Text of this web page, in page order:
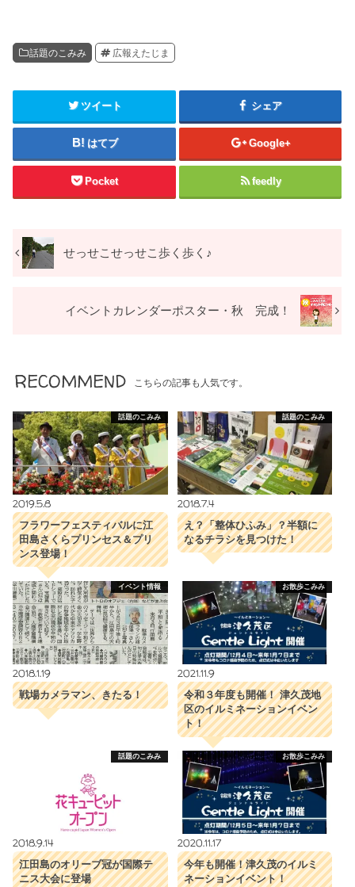
話題のこみみ 広報えたじま
ツイート シェア
はてブ Google+
Pocket feedly
せっせこせっせこ歩く歩く♪
イベントカレンダーポスター・秋 完成！
RECOMMEND こちらの記事も人気です。
話題のこみみ
2019.5.8
フラワーフェスティバルに江
田島さくらプリンセス＆プリ
ンス登場！
話題のこみみ
2018.7.4
え？「整体ひふみ」？半額に
なるチラシを見つけた！
イベント情報
2018.1.19
戦場カメラマン、きたる！
お散歩こみみ
2021.11.9
令和３年度も開催！ 津久茂地
区のイルミネーションイベン
ト！
話題のこみみ
2018.9.14
江田島のオリーブ冠が国際テ
ニス大会に登場
お散歩こみみ
2020.11.17
今年も開催！津久茂のイルミ
ネーションイベント！